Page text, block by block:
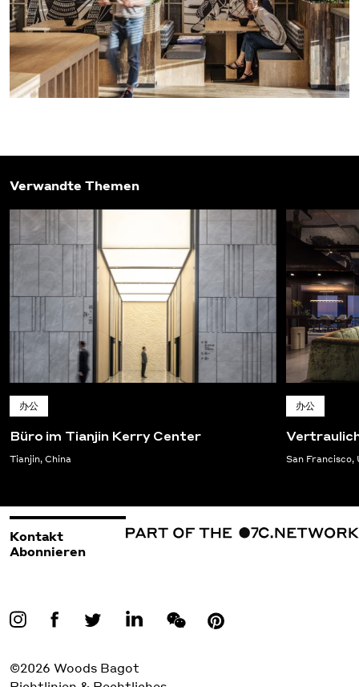
Verwandte Themen
办公
Büro im Tianjin Kerry Center
Tianjin, China
办公
San Francisco,
Kontakt
Abonnieren
©2026 Woods Bagot